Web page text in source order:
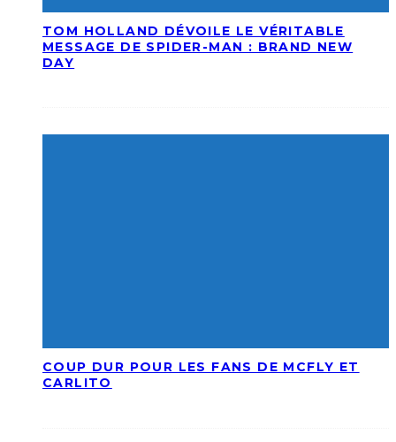
TOM HOLLAND DÉVOILE LE VÉRITABLE
MESSAGE DE SPIDER-MAN : BRAND NEW
DAY
COUP DUR POUR LES FANS DE MCFLY ET
CARLITO